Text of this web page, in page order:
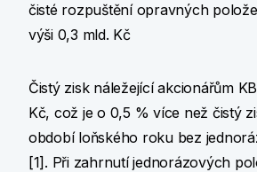
čisté rozpuštění opravných
výši 0,3 mld. Kč
Čistý zisk náležející akcionářům
Kč, což je o 0,5 % více než čistý
období loňského roku bez
[1]. Při zahrnutí jednorázových